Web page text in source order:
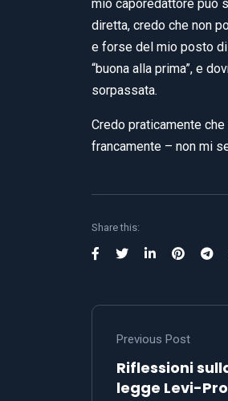
mio caporedattore può
diretta, credo che non
e forse del mio posto
“buona alla prima”, e
sorpassata.
Credo praticamente
francamente – non mi
Share this:
Previous Post
Riflessioni
legge Levi-